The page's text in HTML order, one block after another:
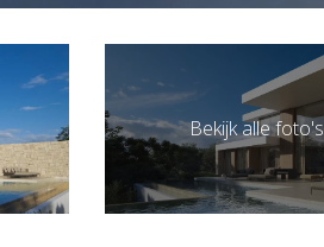
Bekijk alle foto's